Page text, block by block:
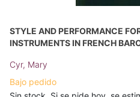
STYLE AND PERFORMANCE
INSTRUMENTS IN FRENCH
Cyr, Mary
Bajo pedido